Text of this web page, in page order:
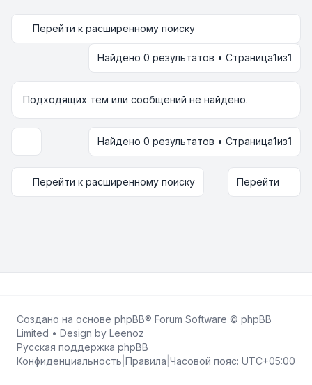
Перейти к расширенному поиску
Найдено 0 результатов • Страница1из1
Подходящих тем или сообщений не найдено.
Настройки отображения и сортировки
Найдено 0 результатов • Страница1из1
Перейти к расширенному поиску Перейти
Создано на основе phpBB® Forum Software © phpBB
Limited • Design by Leenoz
Русская поддержка phpBB
Конфиденциальность Правила Часовой пояс: UTC+05:00